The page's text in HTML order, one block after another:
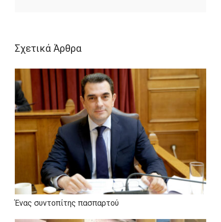
συγγραφέας πολυγραφότατη από τρέλα
υπέροχων γιων.
Εκείνος, οΘάνος Καλαμίδας
πέμπτη δεκαετία του για τα καλά και
γνωστός γκρινιάρης.
Εκείνη στην Ελλάδα κι εκείνος 3.500
χιλιόμετρα μακριά. Εκείνη εννιά μήνες
ήλιο, εκείνος εννιά μήνες σκοτάδι, εκείνη
παραλία εκείνος χιόνι. Και οι δυο θα σας
κρατάνε συντροφιά μια φορά την
Σχετικά Άρθρα
Ένας συντοπίτης πασπαρτού